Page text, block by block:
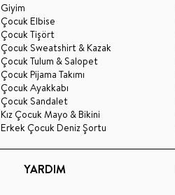
Giyim
Çocuk Elbise
Çocuk Tişört
Çocuk Sweatshirt & Kazak
Çocuk Tulum & Salopet
Çocuk Pijama Takımı
Çocuk Ayakkabı
Çocuk Sandalet
Kız Çocuk Mayo & Bikini
Erkek Çocuk Deniz Şortu
YARDIM